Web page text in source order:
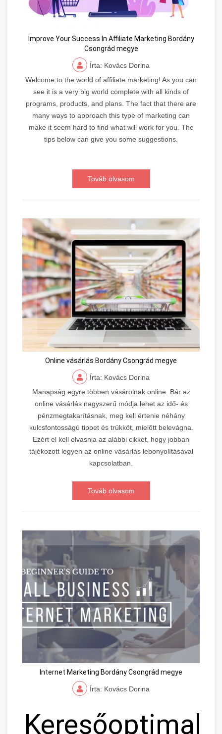
Improve Your Success In Affiliate Marketing Bordány
Csongrád megye
Írta: Kovács Dorina
Welcome to the world of affiliate marketing! As you can
see it is a very big world complete with all kinds of
programs, products, and plans. The fact that there are
many ways to approach this type of marketing can
make it seem hard to find what will work for you. The
tips below can give you some suggestions.
Továb olvasom
Online vásárlás Bordány Csongrád megye
Írta: Kovács Dorina
Manapság egyre többen vásárolnak online. Bár az
online vásárlás nagyszerű módja lehet az idő- és
pénzmegtakarításnak, meg kell értenie néhány
kulcsfontosságú tippet és trükköt, mielőtt belevágna.
Ezért el kell olvasnia az alábbi cikket, hogy jobban
tájékozott legyen az online vásárlás lebonyolításával
kapcsolatban.
Továb olvasom
Internet Marketing Bordány Csongrád megye
Írta: Kovács Dorina